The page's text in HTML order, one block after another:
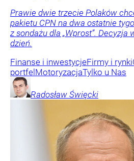
Prawie dwie trzecie Polaków
pakietu CPN na dwa ostatnie
z sondażu dla „Wprost”. Decyzja
dzień.
Finanse i inwestycjeFirmy i rynki
portfel MotoryzacjaTylko u Nas
Radosław Święcki